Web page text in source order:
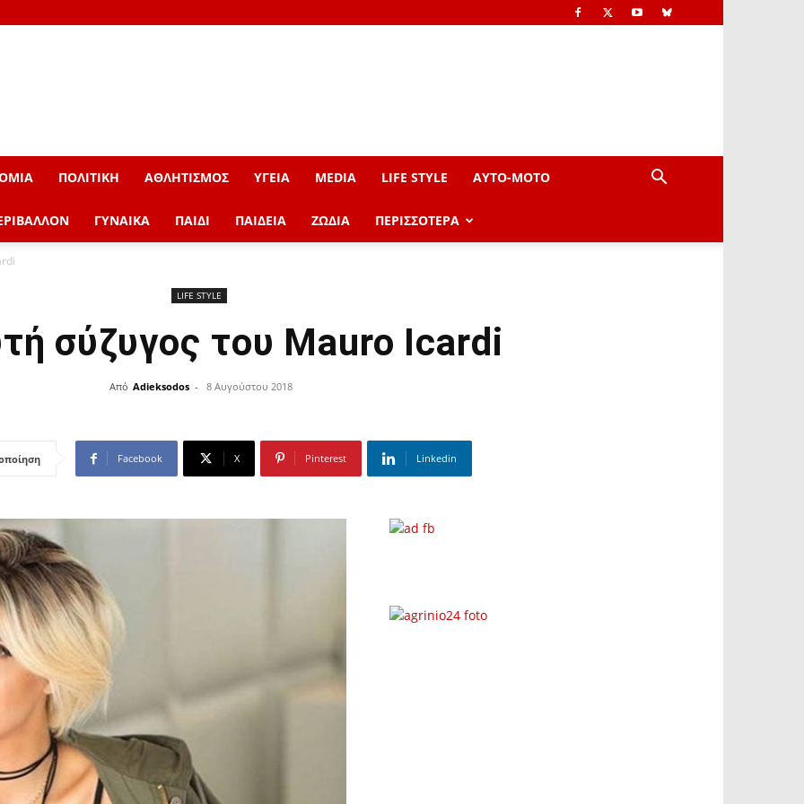
ΠΟΛΙΤΙΚΗ ΑΘΛΗΤΙΣΜΟΣ ΥΓΕΙΑ MEDIA LIFE STYLE AYTO-ΜOTO
ΓΥΝΑΙΚΑ ΠΑΙΔΙ ΠΑΙΔΕΙΑ ΖΩΔΙΑ ΠΕΡΙΣΣΟΤΕΡΑ
LIFE STYLE
σύζυγος του Mauro Icardi
Από Adieksodos - 8 Αυγούστου 2018
Facebook X Pinterest Linkedin